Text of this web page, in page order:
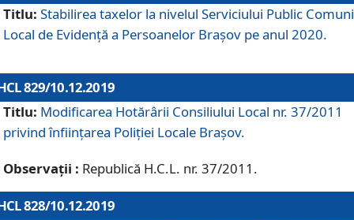
Titlu: Stabilirea taxelor la nivelul Serviciului Public
Local de Evidenţă a Persoanelor Braşov pe anul 2020.
829/10.12.2019
Titlu: Modificarea Hotărârii Consiliului Local nr. 37/2011
privind înființarea Poliției Locale Brașov.
Observații : Republică H.C.L. nr. 37/2011.
828/10.12.2019